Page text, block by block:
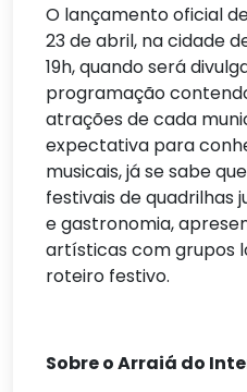
O lançamento oficial
23 de abril, na cidade
19h, quando será
programação
atrações de cada
expectativa para
musicais, já se sabe
festivais de quadrilhas
e gastronomia,
artísticas com grupos
roteiro festivo.
Sobre o Arraiá do